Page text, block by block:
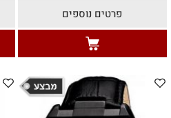
פרטים נוספים